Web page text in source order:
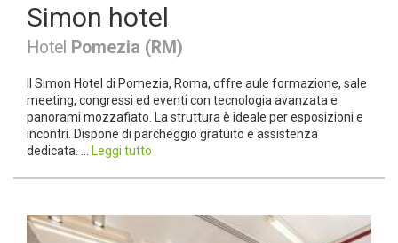
Simon hotel
Hotel Pomezia (RM)
Il Simon Hotel di Pomezia, Roma, offre aule formazione, sale
meeting, congressi ed eventi con tecnologia avanzata e
panorami mozzafiato. La struttura è ideale per esposizioni e
incontri. Dispone di parcheggio gratuito e assistenza
dedicata. ...
Leggi tutto